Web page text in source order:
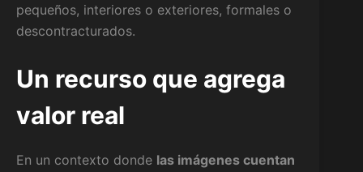
pequeños, interiores o exteriores, formales o
descontracturados.
Un recurso que agrega
valor real
En un contexto donde las imágenes cuentan